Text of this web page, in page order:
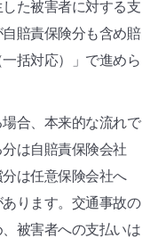
た被害者に対する支
賠責保険分も含め賠
括対応）」で進めら
合、本来的な流れで
は自賠責保険会社
は任意保険会社へ
ります。交通事故の
被害者への支払いは